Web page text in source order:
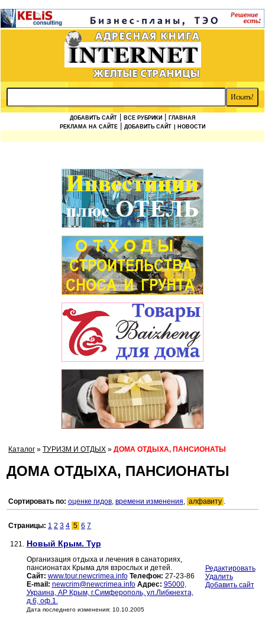
ДОБАВИТЬ САЙТ ВСЕ РУБРИКИ
ГЛАВНАЯ
РЕКЛАМА НА САЙТЕ
ДОБАВИТЬ САЙТ | НОВОСТИ
Каталог » ТУРИЗМ И ОТДЫХ » ДОМА ОТДЫХА, ПАНСИОНАТЫ
ДОМА ОТДЫХА, ПАНСИОНАТЫ
Сортировать по: оценке гидов, времени изменения, алфавиту .
Страницы: 1 2 3 4 5 6 7
121. Новый Крым. Тур
Организация отдыха и лечения в санаториях,
пансионатах Крыма для взрослых и детей.
Сайт: www.tour.newcrimea.info Телефон: 27-23-86
E-mail: newcrim@newcrimea.info Адрес: 95000,
Украина, АР Крым, г.Симферополь, ул.Либкнехта,
д.6, оф.1.
Дата последнего изменения: 10.10.2005
Редактировать
Удалить
Добавить сайт